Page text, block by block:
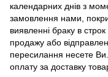
календарних днів з
замовлення нами,
виявленні браку в
продажу або
пересилання несете
оплату за доставку